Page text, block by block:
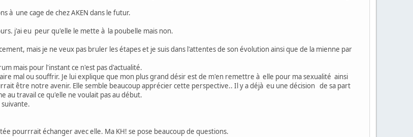
à une cage de chez AKEN dans le futur.
j'ai eu peur qu'elle le mette à la poubelle mais non.
mais je ne veux pas bruler les étapes et je suis dans l'attentes de son évolution ainsi que de la mienne par
mais pour l'instant ce n'est pas d'actualité.
mal ou souffrir. Je lui explique que mon plus grand désir est de m'en remettre à elle pour ma sexualité ainsi
être notre avenir. Elle semble beaucoup apprécier cette perspective.. Il y a déjà eu une décision de sa part
au travail ce qu'elle ne voulait pas au début.
pourrrait échanger avec elle. Ma KH! se pose beaucoup de questions.